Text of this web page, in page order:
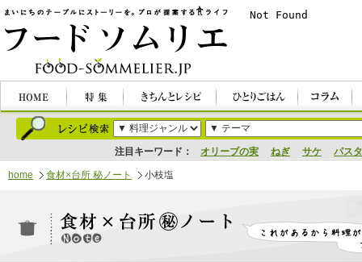
注目キーワード： オリーブの実 ねぎ サケ パスタ
home 食材×台所 秘ノート 小枝塩